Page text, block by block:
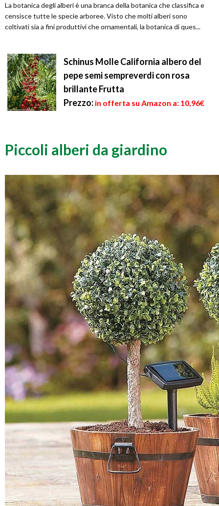
La botanica degli alberi è una branca della botanica che classifica e
censisce tutte le specie arboree. Visto che molti alberi sono
coltivati sia a fini produttivi che ornamentali, la botanica di ques...
Schinus Molle California albero del
pepe semi sempreverdi con rosa
brillante Frutta
Prezzo: in offerta su Amazon a: 10,96€
Piccoli alberi da giardino